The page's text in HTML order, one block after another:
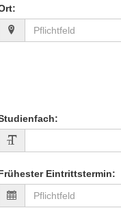
:
:
Eintrittstermin: